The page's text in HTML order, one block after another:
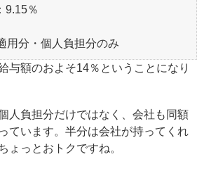
9.15％
用分・個人負担分のみ
与額のおよそ14％ということになり
人負担分だけではなく、会社も同額
ています。半分は会社が持ってくれ
ょっとおトクですね。